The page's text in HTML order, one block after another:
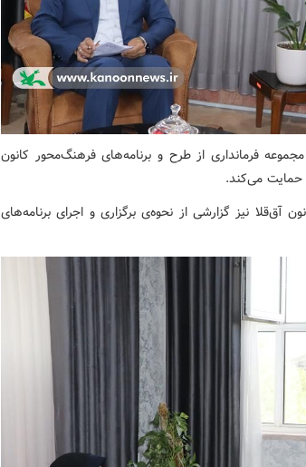
فرمانداری از طرح و برنامه‌های فرهنگ‌محور کانون
حمایت می‌کند.
منصوره فاضلی، مربی مسوول مرکز فرهنگی هنری کانون آق‌‎قلا نیز گزارشی از نحوه‌ی برگزاری و اجرای برنامه‌های